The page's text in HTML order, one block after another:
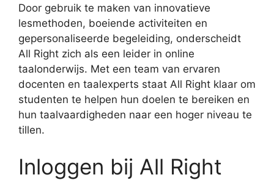
Door gebruik te maken van innovatieve
lesmethoden, boeiende activiteiten en
gepersonaliseerde begeleiding, onderscheidt
All Right zich als een leider in online
taalonderwijs. Met een team van ervaren
docenten en taalexperts staat All Right klaar om
studenten te helpen hun doelen te bereiken en
hun taalvaardigheden naar een hoger niveau te
tillen.
Inloggen bij All Right